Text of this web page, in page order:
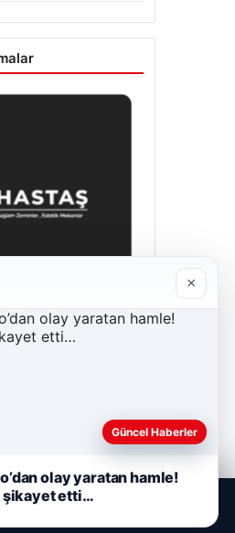
×
Güncel Haberler
olay yaratan hamle!
şikayet etti…